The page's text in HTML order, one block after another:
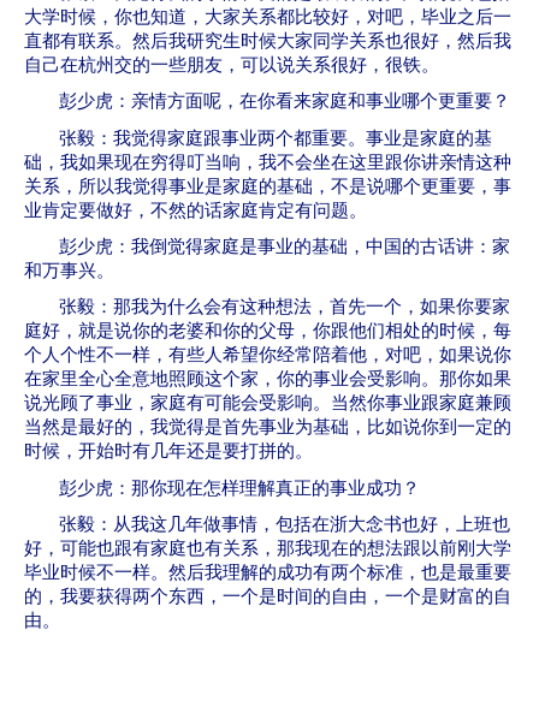
大学时候，你也知道，大家关系都比较好，对吧，毕业之后一
直都有联系。然后我研究生时候大家同学关系也很好，然后我
自己在杭州交的一些朋友，可以说关系很好，很铁。
彭少虎：亲情方面呢，在你看来家庭和事业哪个更重要？
张毅：我觉得家庭跟事业两个都重要。事业是家庭的基
础，我如果现在穷得叮当响，我不会坐在这里跟你讲亲情这种
关系，所以我觉得事业是家庭的基础，不是说哪个更重要，事
业肯定要做好，不然的话家庭肯定有问题。
彭少虎：我倒觉得家庭是事业的基础，中国的古话讲：家
和万事兴。
张毅：那我为什么会有这种想法，首先一个，如果你要家
庭好，就是说你的老婆和你的父母，你跟他们相处的时候，每
个人个性不一样，有些人希望你经常陪着他，对吧，如果说你
在家里全心全意地照顾这个家，你的事业会受影响。那你如果
说光顾了事业，家庭有可能会受影响。当然你事业跟家庭兼顾
当然是最好的，我觉得是首先事业为基础，比如说你到一定的
时候，开始时有几年还是要打拼的。
彭少虎：那你现在怎样理解真正的事业成功？
张毅：从我这几年做事情，包括在浙大念书也好，上班也
好，可能也跟有家庭也有关系，那我现在的想法跟以前刚大学
毕业时候不一样。然后我理解的成功有两个标准，也是最重要
的，我要获得两个东西，一个是时间的自由，一个是财富的自
由。